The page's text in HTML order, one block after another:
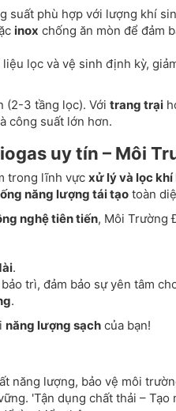
suất phù hợp với lượng khí
inox chống ăn mòn để đảm
lọc và vệ sinh định kỳ,
(2-3 tầng lọc). Với trang trại
công suất lớn hơn.
uy tín – Môi
trong lĩnh vực xử lý và lọc
năng lượng tái tạo toàn
nghệ tiên tiến, Môi Trường
.
trì, đảm bảo sự yên tâm
.
năng lượng sạch của bạn!
năng lượng, bảo vệ môi
'Tận dụng chất thải – Tạo